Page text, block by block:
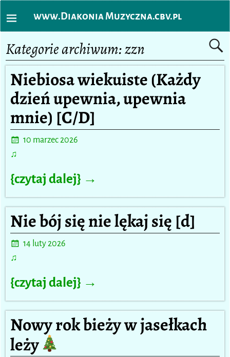
www.Diakonia Muzyczna.cbv.pl
Kategorie archiwum:zzn
Niebiosa wiekuiste (Każdy
dzień upewnia, upewnia
mnie) [C/D]
10 marzec 2026
♫
{czytaj dalej} →
Nie bój się nie lękaj się [d]
14 luty 2026
♫
{czytaj dalej} →
Nowy rok bieży w jasełkach
leży